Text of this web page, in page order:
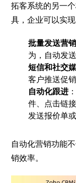
拓客系统的另一
具，企业可以实现
批量发送营
为，自动发
短信和社交
客户推送促
自动化跟进
件、点击链
发送报价单
自动化营销功能
销效率。